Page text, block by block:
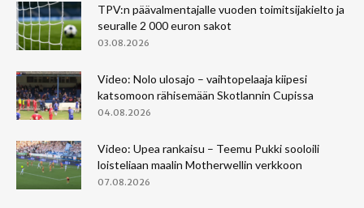
TPV:n päävalmentajalle vuoden toimitsijakielto ja
seuralle 2 000 euron sakot
03.08.2026
Video: Nolo ulosajo – vaihtopelaaja kiipesi
katsomoon rähisemään Skotlannin Cupissa
04.08.2026
Video: Upea rankaisu – Teemu Pukki sooloili
loisteliaan maalin Motherwellin verkkoon
07.08.2026